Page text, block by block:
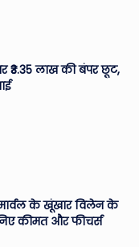
₹3.35 लाख की बंपर छूट,
के खूंखार विलेन के
कीमत और फीचर्स